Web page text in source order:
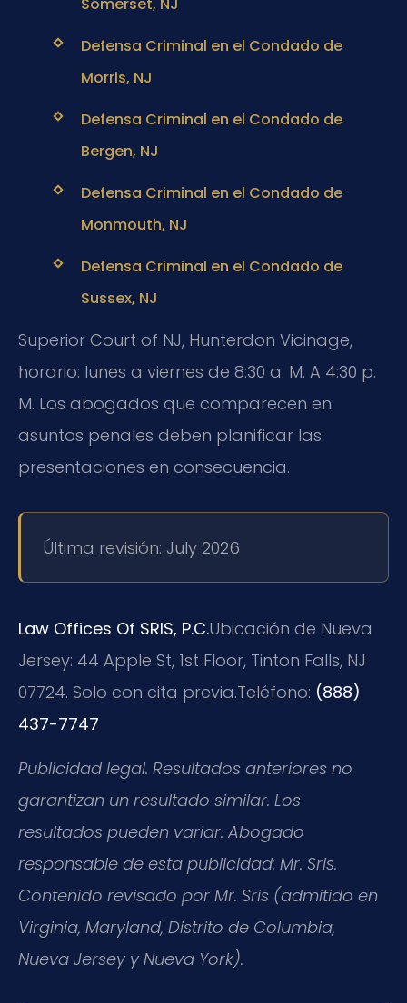
Defensa Criminal en el Condado de
Morris, NJ
Defensa Criminal en el Condado de
Bergen, NJ
Defensa Criminal en el Condado de
Monmouth, NJ
Defensa Criminal en el Condado de
Sussex, NJ
Superior Court of NJ, Hunterdon Vicinage,
horario: lunes a viernes de 8:30 a. M. A 4:30 p.
M. Los abogados que comparecen en
asuntos penales deben planificar las
presentaciones en consecuencia.
Última revisión: July 2026
Law Offices Of SRIS, P.C.Ubicación de Nueva
Jersey: 44 Apple St, 1st Floor, Tinton Falls, NJ
07724. Solo con cita previa.Teléfono: (888)
437-7747
Publicidad legal. Resultados anteriores no
garantizan un resultado similar. Los
resultados pueden variar. Abogado
responsable de esta publicidad: Mr. Sris.
Contenido revisado por Mr. Sris (admitido en
Virginia, Maryland, Distrito de Columbia,
Nueva Jersey y Nueva York).